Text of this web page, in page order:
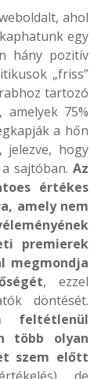
ahol
egy
hány pozitív
„friss”
tartozó
75%
a hőn
jelezve, hogy
sajtóban. Az
értékes
amely nem
premierek
megmondja
, ezzel
döntését.
feltétlenül
több olyan
szem előtt